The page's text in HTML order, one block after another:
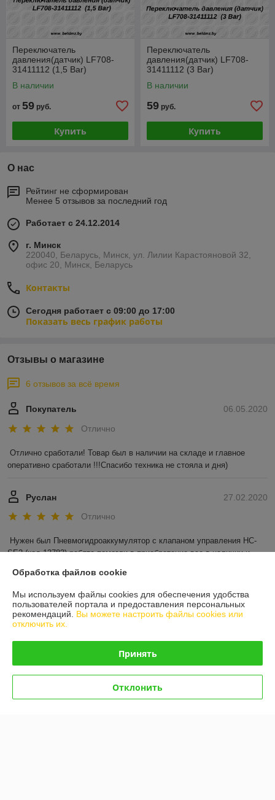
Переключатель
давления(датчик) LF708-
31411112 (1,5 Bar)
В наличии
от 59 руб.
Купить
Переключатель
давления(датчик) LF708-
31411112 (3 Bar)
В наличии
59 руб.
Купить
О нас
Рейтинг не сформирован
Менее 5 отзывов за последний год
Работает с 24.12.2014
г. Минск
220040, Беларусь, Минск, ул. Лилии Карастояновой 32,
офис 20, Минск, Беларусь
Контакты
Сегодня работает с 09:00 до 17:00
Показать весь график работы
Отзывы о магазине
6 отзывов за всё время
06.05.2020
Покупатель
Отлично
Отлично сработали! Товар был в наличии на складе и главное
оперативно сработали !!!Спасибо техника не стояла и дня)
27.02.2020
Руслан
Отлично
Нужен был Пневмогидроаккумулятор с клапаном управления HC-
SE2 (код 13783),ребята помогли в приобретение,все в наличии и
дальше обращаться к вам!!
Показать все отзывы
О нас
Доставка и оплата
Обработка файлов cookie
Мы используем файлы cookies для обеспечения удобства
пользователей портала и предоставления персональных
рекомендаций. Вы можете настроить файлы cookies или
отключить их.
Принять
Отклонить